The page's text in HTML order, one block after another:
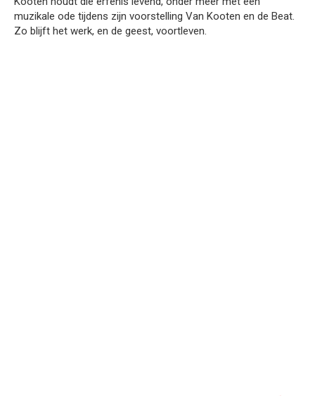
muzikale ode tijdens zijn voorstelling Van Kooten en de Beat.
Zo blijft het werk, en de geest, voortleven.